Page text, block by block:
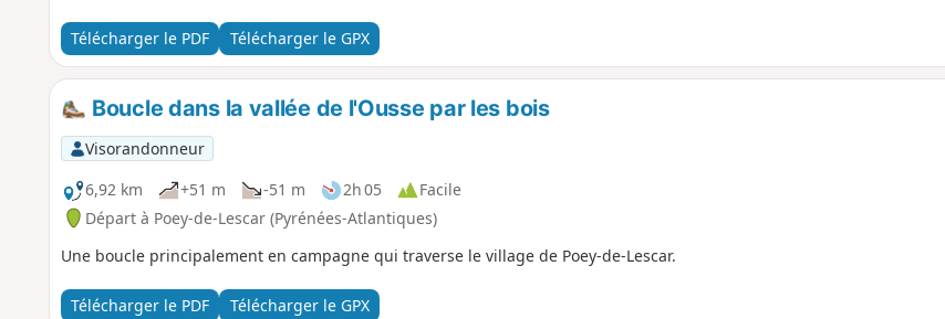
Télécharger le PDF Télécharger le GPX
Boucle dans la vallée de l'Ousse par les bois
Visorandonneur
6,92 km
+51 m -51 m 2h 05
Facile
Départ à Poey-de-Lescar (Pyrénées-Atlantiques)
Une boucle principalement en campagne qui traverse le village de Poey-de-Lescar.
Télécharger le PDF Télécharger le GPX